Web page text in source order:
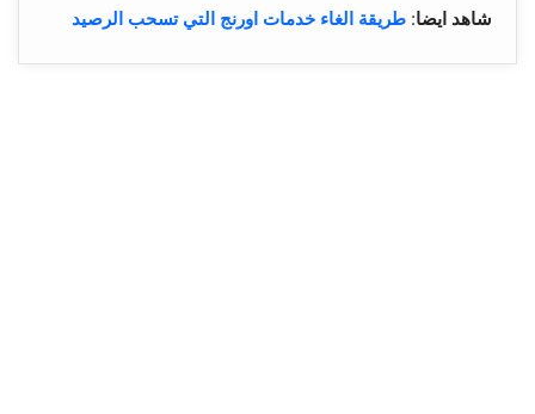
شاهد ايضا: طريقة الغاء خدمات اورنج التي تسحب الرصيد